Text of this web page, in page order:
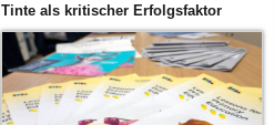
Tinte als kritischer Erfolgsfaktor